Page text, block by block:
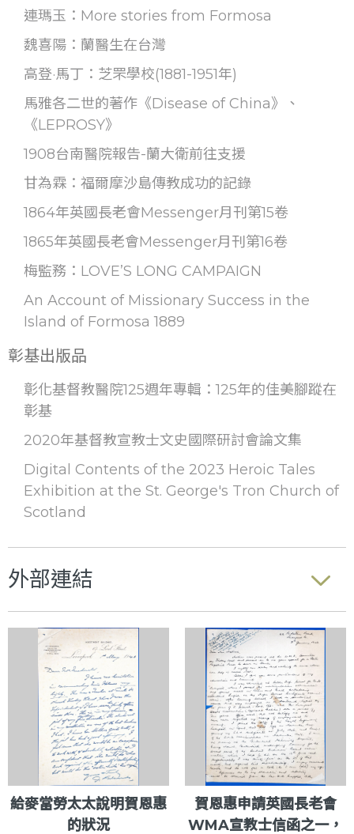
連瑪玉：More stories from Formosa
魏喜陽：蘭醫生在台灣
高登·馬丁：芝罘學校(1881-1951年)
馬雅各二世的著作《Disease of China》、
《LEPROSY》
1908台南醫院報告-蘭大衛前往支援
甘為霖：福爾摩沙島傳教成功的記錄
1864年英國長老會Messenger月刊第15卷
1865年英國長老會Messenger月刊第16卷
梅監務：LOVE’S LONG CAMPAIGN
An Account of Missionary Success in the
Island of Formosa 1889
彰基出版品
彰化基督教醫院125週年專輯：125年的佳美腳蹤在
彰基
2020年基督教宣教士文史國際研討會論文集
Digital Contents of the 2023 Heroic Tales
Exhibition at the St. George's Tron Church of
Scotland
外部連結
給麥當勞太太說明賀恩惠
的狀況
賀恩惠申請英國長老會
WMA宣教士信函之一，